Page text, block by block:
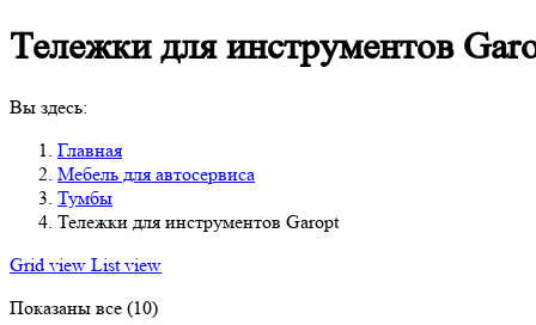
Тележки для инструментов
Вы здесь:
Главная
Мебель для автосервиса
Тумбы
Тележки для инструментов Garopt
Grid view List view
Показаны все (10)